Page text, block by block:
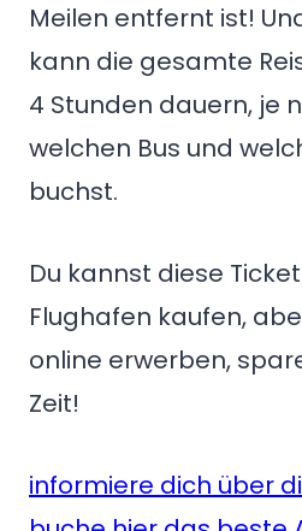
Meilen entfernt ist!
kann die gesamte
4 Stunden dauern, je
welchen Bus und
buchst.
Du kannst diese
Flughafen kaufen,
online erwerben,
Zeit!
informiere dich über